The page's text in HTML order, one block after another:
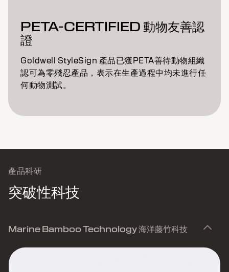
PETA-CERTIFIED 動物友善認
證
Goldwell StyleSign 產品已獲PETA善待動物組織
認可為零殘忍產品，表示在生產過程中均未進行任
何動物測試。
產品科研
突破性科技
Marine Bamboo Technology 海洋藤竹科技